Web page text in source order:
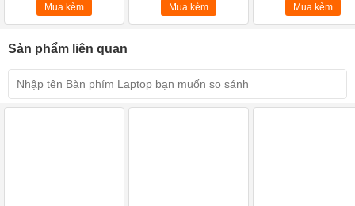
Mua kèm Mua kèm Mua kèm
Sản phẩm liên quan